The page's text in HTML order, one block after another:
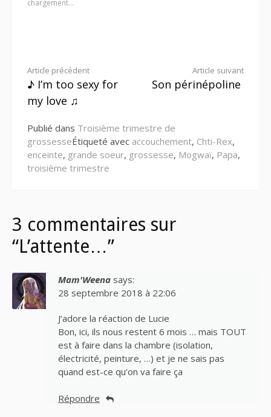
chargement…
Lire
la
Article précédent
♪ I’m too sexy for
my love ♫
Article suivant
Son périnépoline
Publié dans Troisième trimestre de
grossesseÉtiqueté avec accouchement, Chti-Rex,
enceinte, grande soeur, grossesse, Mogwaï, Papa,
troisième trimestre
3 commentaires sur
“L’attente…”
Mam'Weena says:
28 septembre 2018 à 22:06
J’adore la réaction de Lucie
Bon, ici, ils nous restent 6 mois … mais TOUT
est à faire dans la chambre (isolation,
électricité, peinture, …) et je ne sais pas
quand est-ce qu’on va faire ça
Répondre